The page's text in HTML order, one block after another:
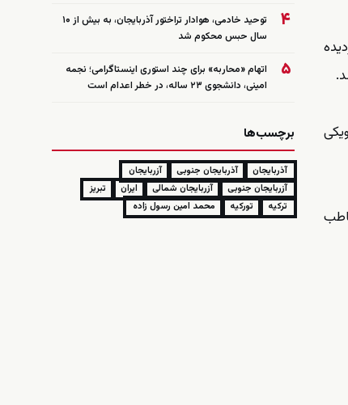
۴
توحید خادمی، هوادار تراختور آذربایجان، به بیش از ۱۰
سال حبس محکوم شد
۵
اتهام «محاربه» برای چند استوری اینستاگرامی؛ نجمه
امینی، دانشجوی ۲۳ ساله، در خطر اعدام است
برچسب‌ها
آذربایجان آذربایجان جنوبی
آزربایجان
آزربایجان جنوبی
آزربایجان شمالی ایران
تبریز
ترکیه
تورکیه محمد امین رسول زاده